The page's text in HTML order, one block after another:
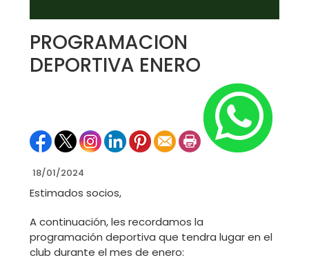
PROGRAMACION
DEPORTIVA ENERO
18/01/2024
Estimados socios,
A continuación, les recordamos la
programación deportiva que tendra lugar en el
club durante el mes de enero: